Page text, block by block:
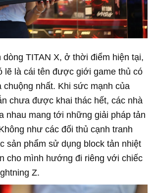
dòng TITAN X, ở thời điểm hiện tại,
lẽ là cái tên được giới game thủ có
chuộng nhất. Khi sức mạnh của
chưa được khai thác hết, các nhà
nhau mang tới những giải pháp tản
như các đối thủ cạnh tranh
sản phẩm sử dụng block tản nhiệt
cho mình hướng đi riêng với chiếc
Z.